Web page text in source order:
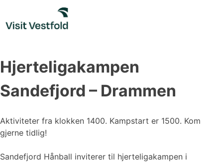
content
Hjerteligakampen
Sandefjord – Drammen
Aktiviteter fra klokken 1400. Kampstart er 1500. Kom
gjerne tidlig!
Sandefjord Hånball inviterer til hjerteligakampen i